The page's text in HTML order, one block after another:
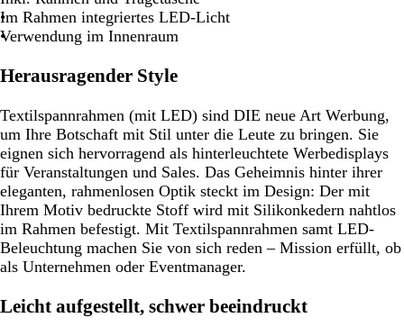
Im Rahmen integriertes LED-Licht
Verwendung im Innenraum
Herausragender Style
Textilspannrahmen (mit LED) sind DIE neue Art Werbung,
um Ihre Botschaft mit Stil unter die Leute zu bringen. Sie
eignen sich hervorragend als hinterleuchtete Werbedisplays
für Veranstaltungen und Sales. Das Geheimnis hinter ihrer
eleganten, rahmenlosen Optik steckt im Design: Der mit
Ihrem Motiv bedruckte Stoff wird mit Silikonkedern nahtlos
im Rahmen befestigt. Mit Textilspannrahmen samt LED-
Beleuchtung machen Sie von sich reden – Mission erfüllt, ob
als Unternehmen oder Eventmanager.
Leicht aufgestellt, schwer beeindruckt